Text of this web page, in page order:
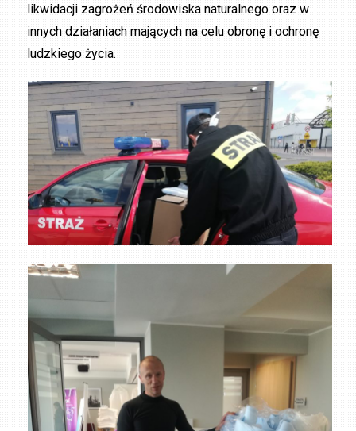
likwidacji zagrożeń środowiska naturalnego oraz w
innych działaniach mających na celu obronę i ochronę
ludzkiego życia.